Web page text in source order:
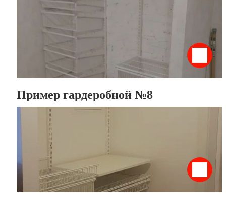
Пример гардеробной №8